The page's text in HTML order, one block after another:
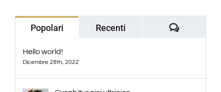
Popolari Recenti Commenti
Hello world!
Dicembre 28th, 2022